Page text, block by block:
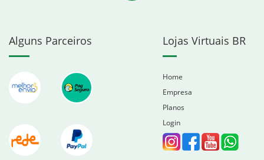
Alguns Parceiros Lojas Virtuais BR
Home
Empresa
Planos
Login